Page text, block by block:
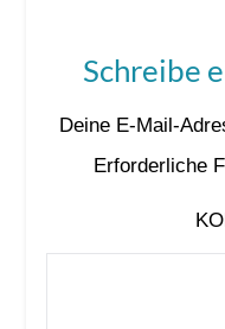
Schreibe
Deine E-Mail-
Erforderliche